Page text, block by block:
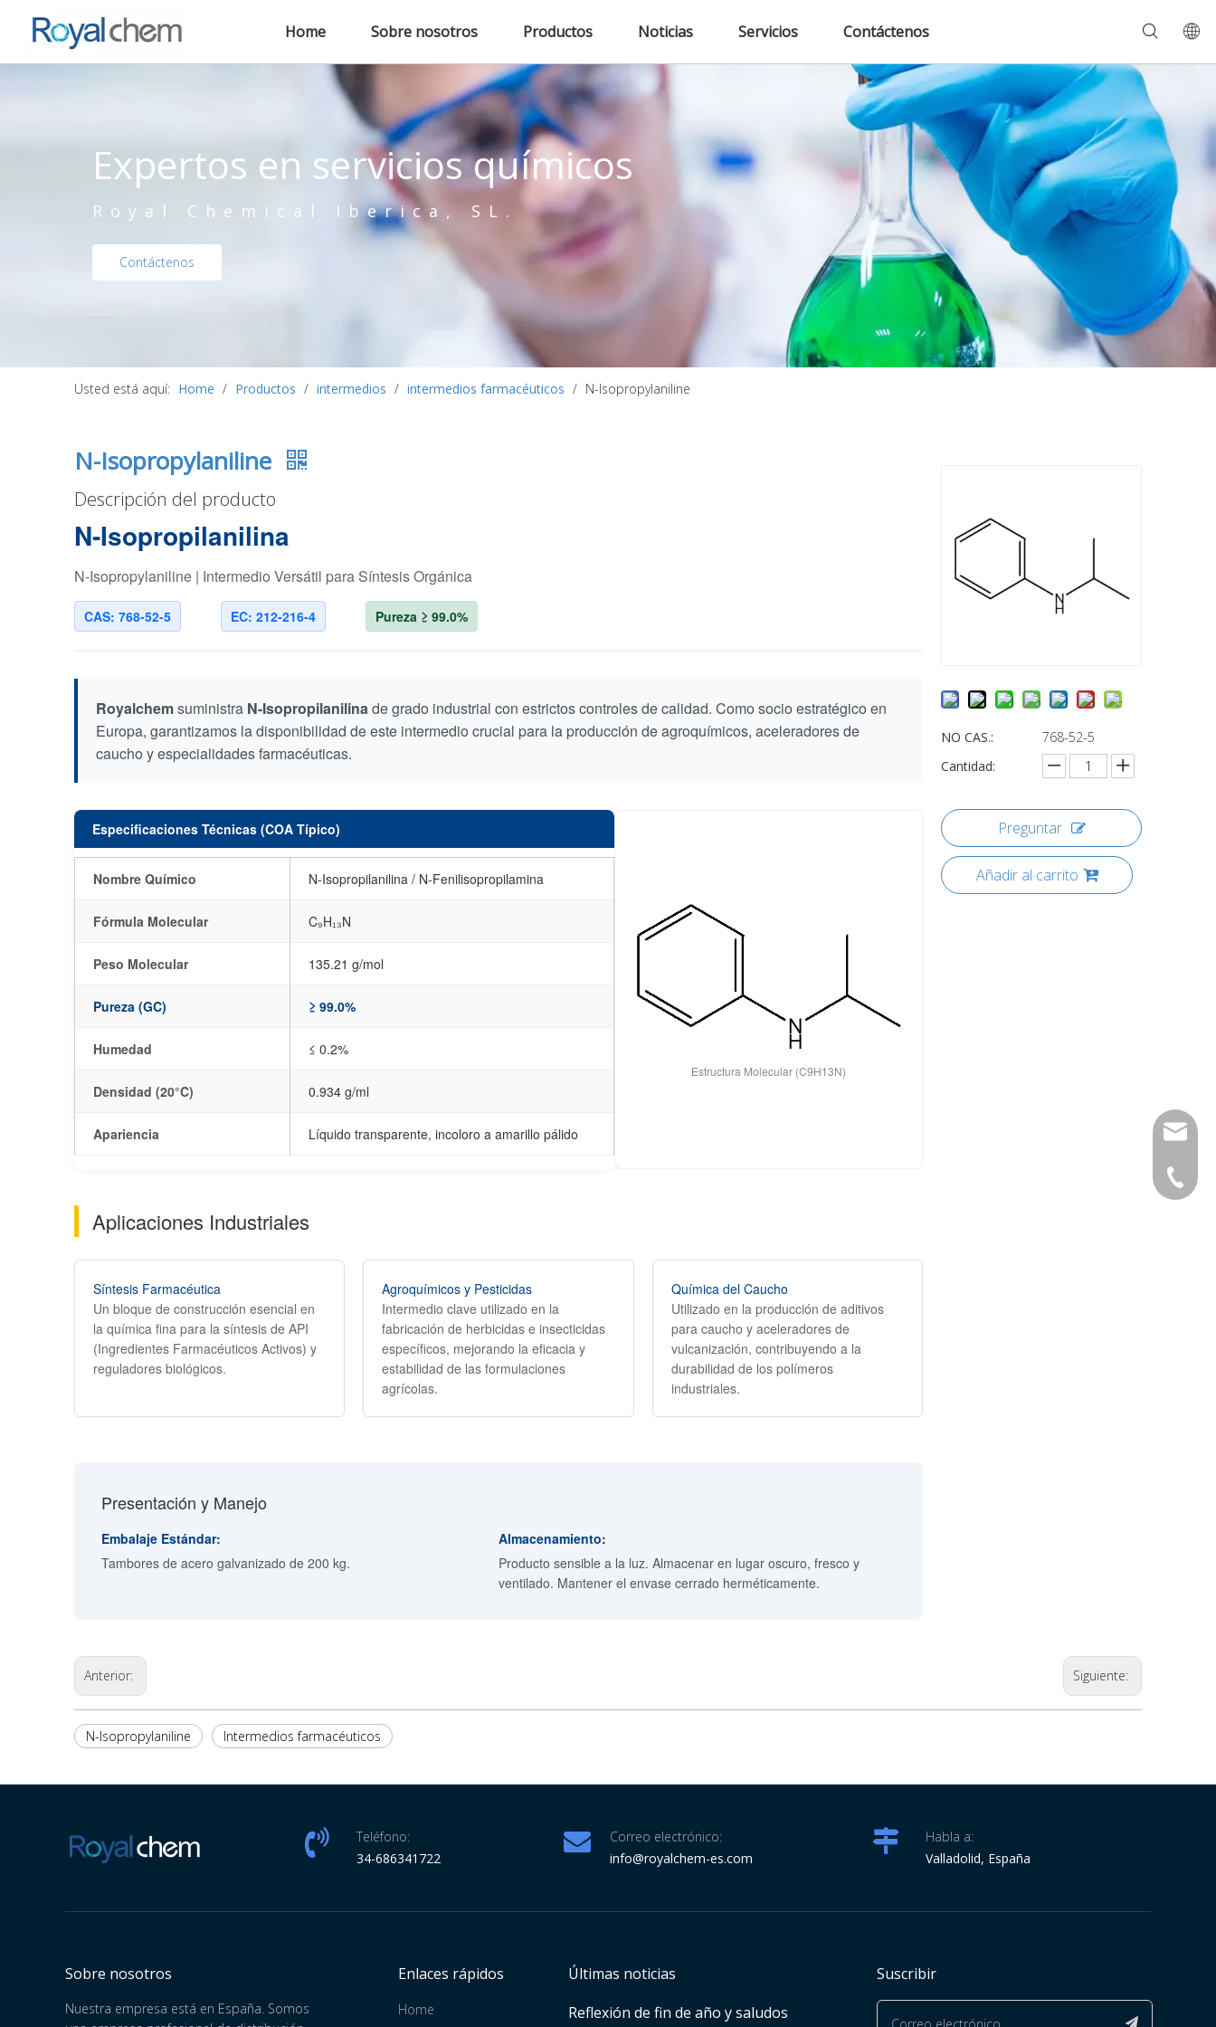
Home Sobre nosotros Productos Noticias Servicios Contáctenos
Expertos en servicios químicos
Royal Chemical Iberica, SL.
Contáctenos
Usted está aquí: Home / Productos / intermedios / intermedios farmacéuticos / N-Isopropylaniline
NO CAS.:
768-52-5
Cantidad:
Preguntar
Añadir al carrito
N-Isopropylaniline
Descripción del producto
N-Isopropilanilina
N-Isopropylaniline | Intermedio Versátil para Síntesis Orgánica
CAS: 768-52-5 EC: 212-216-4 Pureza ≥ 99.0%
Royalchemsuministra N-Isopropilanilinade grado industrial con estrictos controles de calidad. Como socio estratégico en
Europa, garantizamos la disponibilidad de este intermedio crucial para la producción de agroquímicos, aceleradores de
caucho y especialidades farmacéuticas.
Especificaciones Técnicas (COA Típico)
Nombre Químico N-Isopropilanilina / N-Fenilisopropilamina
Fórmula Molecular C₉H₁₃N
Peso Molecular 135.21 g/mol
Pureza (GC) ≥ 99.0%
Humedad ≤ 0.2%
Densidad (20°C) 0.934 g/ml
Apariencia Líquido transparente, incoloro a amarillo pálido
Estructura Molecular (C9H13N)
Aplicaciones Industriales
Síntesis Farmacéutica
Un bloque de construcción esencial en
la química fina para la síntesis de API
(Ingredientes Farmacéuticos Activos) y
reguladores biológicos.
Agroquímicos y Pesticidas
Intermedio clave utilizado en la
fabricación de herbicidas e insecticidas
específicos, mejorando la eficacia y
estabilidad de las formulaciones
agrícolas.
Química del Caucho
Utilizado en la producción de aditivos
para caucho y aceleradores de
vulcanización, contribuyendo a la
durabilidad de los polímeros
industriales.
Presentación y Manejo
Embalaje Estándar:
Tambores de acero galvanizado de 200 kg.
Almacenamiento:
Producto sensible a la luz. Almacenar en lugar oscuro, fresco y
ventilado. Mantener el envase cerrado herméticamente.
Anterior: Siguiente:
N-Isopropylaniline Intermedios farmacéuticos
Teléfono:
34-686341722
Correo electrónico:
info@royalchem-es.com
Habla a:
Valladolid, España
Sobre nosotros
Nuestra empresa está en España. Somos
Enlaces rápidos
Home
Últimas noticias
Reflexión de fin de año y saludos
Suscribir
34-